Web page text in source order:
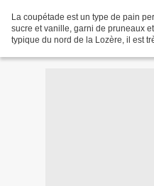
La coupétade est un type de pain
sucre et vanille, garni de pruneaux
typique du nord de la Lozère, il est